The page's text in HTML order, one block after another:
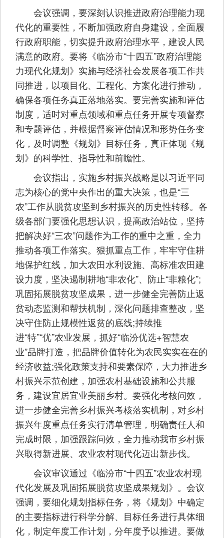
会议强调，要深刻认识推进政府治理能力现
代化的重要性，不断加强政府自身建设，全面履
行政府职能，切实提升政府治理水平，建设人民
满意的政府。要将《临汾市“十四五”政府治理能
力现代化规划》实施与经济社会发展各项工作共
同推进，以项目化、工程化、方案化进行推动，
确保各项任务真正落地落实。要完善实施和评估
制度，适时对重点领域和重点任务开展专项督察
和专题评估，并根据督察评估情况和形势任务变
化，及时调整《规划》目标任务，真正体现《规
划》的科学性、指导性和前瞻性。
会议指出，实施乡村振兴战略是以习近平同
志为核心的党中央作出的重大决策，也是“三
农”工作从脱贫攻坚到乡村振兴的历史性转移。各
级各部门要强化思想认识，提高政治站位，坚持
把解决好“三农”问题作为工作的重中之重，全力
推动各项工作落实。狠抓重点工作，牢牢守住耕
地保护红线，加大农田水利设施、高标准农田建
设力度，坚决遏制耕地“非农化”、防止“非粮化”;
巩固拓展脱贫攻坚成果，进一步健全完善防止返
贫动态监测和帮扶机制，深化问题排查整改，坚
决守住防止规模性返贫的底线;持续推
进“特”“优”农业发展，抓好“临汾优选+智慧农
业”品牌打造，把品牌价值转化为农民实实在在的
经济收益;强化政策支持和要素保障，大力推进乡
村振兴示范创建，加强农村基础设施和公共服
务，建设宜居宜业美丽乡村。要强化考核问效，
进一步健全完善乡村振兴考核落实机制，对乡村
振兴年度重点任务实行清单管理，明确责任人和
完成时限，加强跟踪问效，全力推动我市乡村振
兴取得新进展、农业农村现代化迈出新步伐。
会议审议通过《临汾市“十四五”农业农村现
代化发展及巩固拓展脱贫攻坚成果规划》。会议
强调，要细化规划指标任务，将《规划》中确定
的主要指标进行科学分解、目标任务进行具体细
化，制定年度工作计划，分年度予以推进。要做